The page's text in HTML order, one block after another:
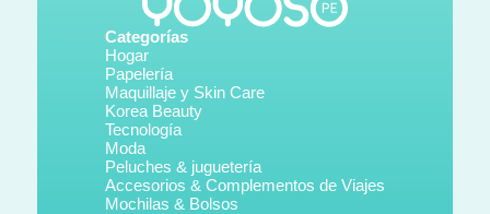
Categorías
Hogar
Papelería
Maquillaje y Skin Care
Korea Beauty
Tecnología
Moda
Peluches & juguetería
Accesorios & Complementos de Viajes
Mochilas & Bolsos